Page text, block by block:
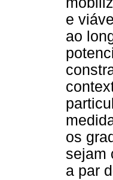
e
ao
os
sejam
a par